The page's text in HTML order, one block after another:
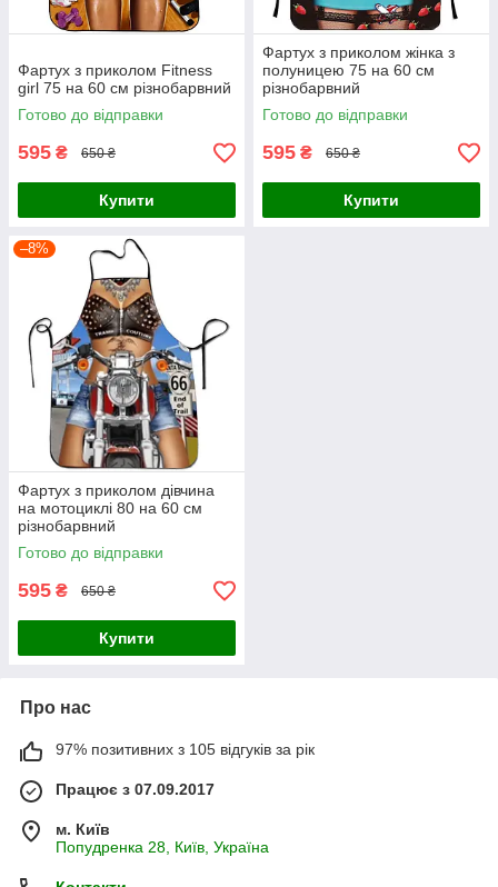
Фартух з приколом Fitness
girl 75 на 60 см різнобарвний
Готово до відправки
595 ₴ 650 ₴
Купити
Фартух з приколом жінка з
полуницею 75 на 60 см
різнобарвний
Готово до відправки
595 ₴ 650 ₴
Купити
–8%
Фартух з приколом дівчина
на мотоциклі 80 на 60 см
різнобарвний
Готово до відправки
595 ₴ 650 ₴
Купити
Про нас
97% позитивних з 105 відгуків за рік
Працює з 07.09.2017
м. Київ
Попудренка 28, Київ, Україна